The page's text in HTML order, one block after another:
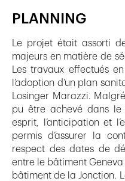
PLANNING
Le projet était assorti
majeurs en matière de
Les travaux effectués
l’adoption d’un plan
Losinger Marazzi.
pu être achevé dans le
esprit, l’anticipation et
permis d’assurer la
respect des dates de
entre le bâtiment Geneva
bâtiment de la Jonction.